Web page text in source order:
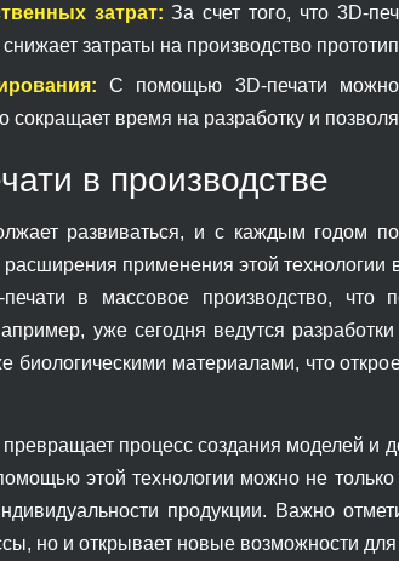
затрат: За счет того, что 3D-
затраты на производство
С помощью 3D-печати можно
сокращает время на разработку и
в производстве
развиваться, и с каждым годом
расширения применения этой
в массовое производство,
уже сегодня ведутся
биологическими материалами, что
процесс создания моделей и
этой технологии можно не только
продукции. Важно
но и открывает новые возможности